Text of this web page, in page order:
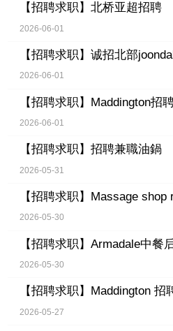
【招聘求职】 北桥亚超招聘
2026-06-01
【招聘求职】 诚招北部
2026-06-01
【招聘求职】 Maddington招
2026-06-01
【招聘求职】 招聘兼職油鍋
2026-05-31
【招聘求职】 Massage shop
2026-05-30
【招聘求职】 Armadale中餐
2026-05-30
【招聘求职】 Maddington 招
2026-05-27